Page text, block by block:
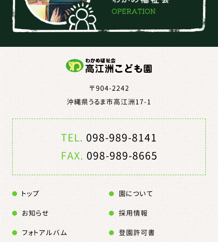
〒904-2242
沖縄県うるま市高江洲17-1
TEL.098-989-8141
FAX.098-989-8665
トップ 園について
お知らせ 採用情報
フォトアルバム 登園許可書